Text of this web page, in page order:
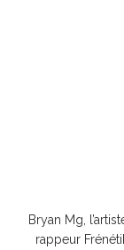
Bryan Mg,
rappeur